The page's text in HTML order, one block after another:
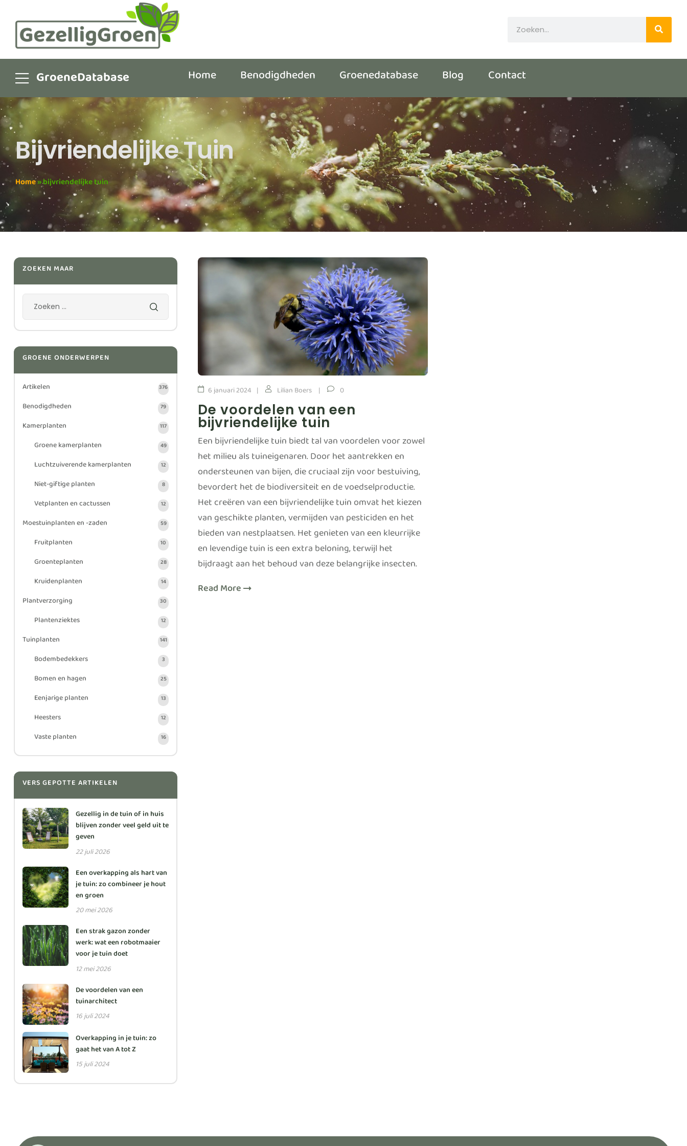
GroeneDatabase Home Benodigdheden Groenedatabase Blog Contact
Bijvriendelijke Tuin
Home»bijvriendelijke tuin
6 januari 2024 Lilian Boers 0
De voordelen van een
bijvriendelijke tuin
Een bijvriendelijke tuin biedt tal van voordelen voor zowel
het milieu als tuineigenaren. Door het aantrekken en
ondersteunen van bijen, die cruciaal zijn voor bestuiving,
bevordert het de biodiversiteit en de voedselproductie.
Het creëren van een bijvriendelijke tuin omvat het kiezen
van geschikte planten, vermijden van pesticiden en het
bieden van nestplaatsen. Het genieten van een kleurrijke
en levendige tuin is een extra beloning, terwijl het
bijdraagt aan het behoud van deze belangrijke insecten.
Read More
ZOEKEN MAAR
GROENE ONDERWERPEN
Artikelen
376
Benodigdheden 79
Kamerplanten 117
Groene kamerplanten 49
Luchtzuiverende kamerplanten 12
Niet-giftige planten 8
Vetplanten en cactussen 12
Moestuinplanten en -zaden 59
Fruitplanten 10
Groenteplanten 28
Kruidenplanten 14
Plantverzorging 30
Plantenziektes 12
Tuinplanten 141
Bodembedekkers 3
Bomen en hagen 25
Eenjarige planten 13
Heesters 12
Vaste planten 16
VERS GEPOTTE ARTIKELEN
Gezellig in de tuin of in huis
blijven zonder veel geld uit te
geven
22 juli 2026
Een overkapping als hart van
je tuin: zo combineer je hout
en groen
20 mei 2026
Een strak gazon zonder
werk: wat een robotmaaier
voor je tuin doet
12 mei 2026
De voordelen van een
tuinarchitect
16 juli 2024
Overkapping in je tuin: zo
gaat het van A tot Z
15 juli 2024